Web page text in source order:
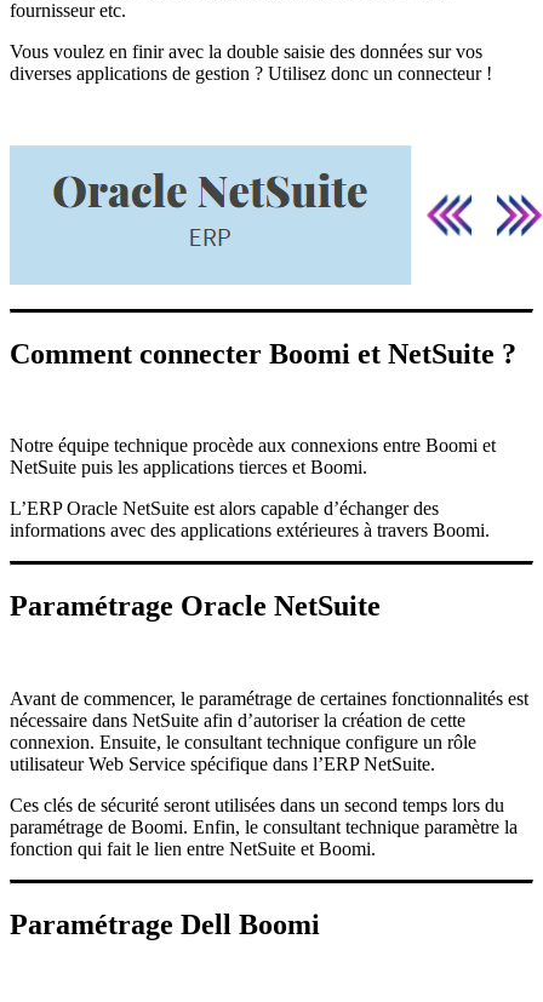
fournisseur etc.
Vous voulez en finir avec la double saisie des données sur vos
diverses applications de gestion ? Utilisez donc un connecteur !
Comment connecter Boomi et NetSuite ?
Notre équipe technique procède aux connexions entre Boomi et
NetSuite puis les applications tierces et Boomi.
L’ERP Oracle NetSuite est alors capable d’échanger des
informations avec des applications extérieures à travers Boomi.
Paramétrage Oracle NetSuite
Avant de commencer, le paramétrage de certaines fonctionnalités est
nécessaire dans NetSuite afin d’autoriser la création de cette
connexion. Ensuite, le consultant technique configure un rôle
utilisateur Web Service spécifique dans l’ERP NetSuite.
Ces clés de sécurité seront utilisées dans un second temps lors du
paramétrage de Boomi. Enfin, le consultant technique paramètre la
fonction qui fait le lien entre NetSuite et Boomi.
Paramétrage Dell Boomi